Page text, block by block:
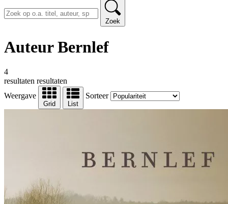
Zoek
Auteur Bernlef
4
resultaten resultaten
Weergave
Grid List
Sorteer